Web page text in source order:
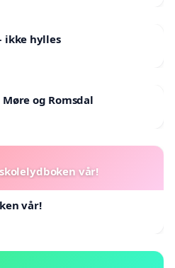
ikke hylles
og Romsdal
vår!
vår!